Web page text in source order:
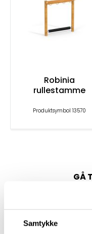
Samtykke
Robinia
rullestamme
Produktsymbol 13570
GÅ